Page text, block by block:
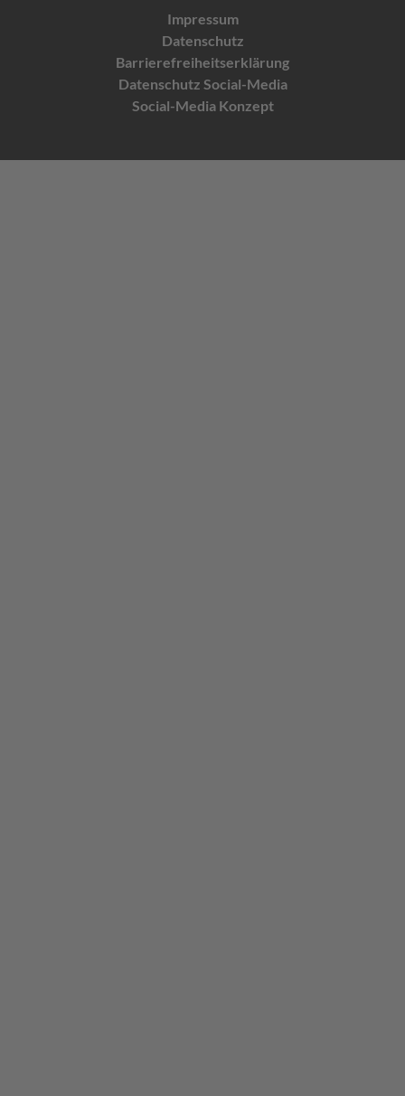
Impressum
Datenschutz
Barrierefreiheitserklärung
Datenschutz Social-Media
Social-Media Konzept